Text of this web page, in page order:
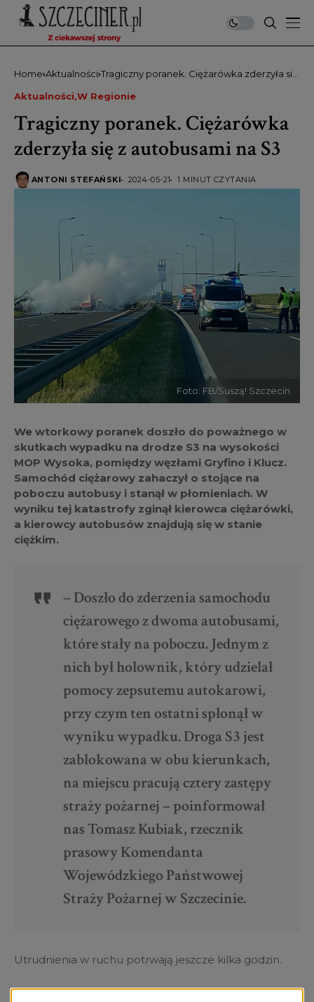
Home Aktualności Tragiczny poranek. Ciężarówka zderzyła się
Aktualności W Regionie
Tragiczny poranek. Ciężarówka
zderzyła się z autobusami na S3
ANTONI STEFAŃSKI 2024-05-21 1 MINUT CZYTANIA
Foto: FB/Suszą! Szczecin
We wtorkowy poranek doszło do poważnego w
skutkach wypadku na drodze S3 na wysokości
MOP Wysoka, pomiędzy węzłami Gryfino i Klucz.
Samochód ciężarowy zahaczył o stojące na
poboczu autobusy i stanął w płomieniach. W
wyniku tej katastrofy zginął kierowca ciężarówki,
a kierowcy autobusów znajdują się w stanie
ciężkim.
– Doszło do zderzenia samochodu
ciężarowego z dwoma autobusami,
które stały na poboczu. Jednym z
nich był holownik, który udzielał
pomocy zepsutemu autokarowi,
przy czym ten ostatni spłonął w
wyniku wypadku. Droga S3 jest
zablokowana w obu kierunkach,
na miejscu pracują cztery zastępy
straży pożarnej – poinformował
nas Tomasz Kubiak, rzecznik
prasowyKomendanta
Wojewódzkiego Państwowej
Straży Pożarnej w Szczecinie.
Utrudnienia w ruchu potrwają jeszcze kilka godzin.